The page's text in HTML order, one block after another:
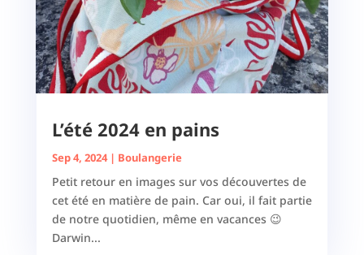
L’été 2024 en pains
Sep 4, 2024| Boulangerie
Petit retour en images sur vos découvertes de
cet été en matière de pain. Car oui, il fait partie
de notre quotidien, même en vacances 😉
Darwin...